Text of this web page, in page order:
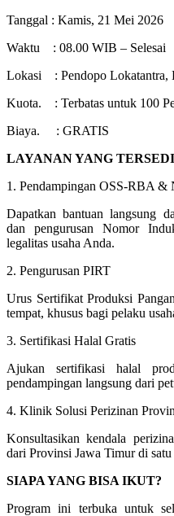
Tanggal : Kamis, 21 Mei 2026
Waktu : 08.00 WIB – Selesai
Lokasi : Pendopo Lokatantra,
Kuota. : Terbatas untuk 100
Biaya. : GRATIS
LAYANAN YANG
1. Pendampingan OSS-RBA &
Dapatkan bantuan langsung
dan pengurusan Nomor
legalitas usaha Anda.
2. Pengurusan PIRT
Urus Sertifikat Produksi
tempat, khusus bagi pelaku
3. Sertifikasi Halal Gratis
Ajukan sertifikasi halal
pendampingan langsung dari
4. Klinik Solusi Perizinan
Konsultasikan kendala
dari Provinsi Jawa Timur di satu
SIAPA YANG BISA IKUT?
Program ini terbuka untuk